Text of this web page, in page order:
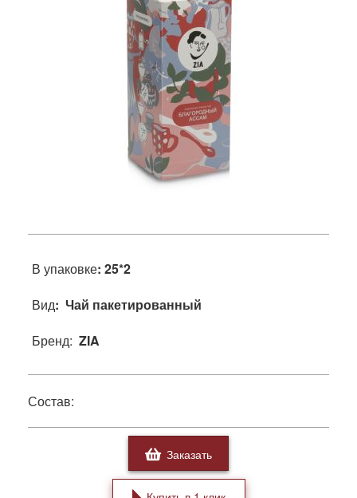
В упаковке: 25*2
Вид: Чай пакетированный
Бренд: ZIA
Состав:
Заказать